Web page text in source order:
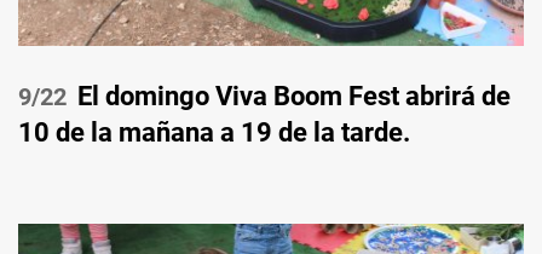
/22 El domingo Viva Boom Fest abrirá de
10 de la mañana a 19 de la tarde.